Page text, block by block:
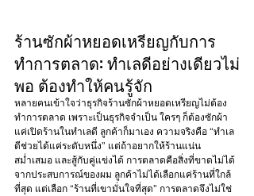
ร้านซักผ้าหยอดเหรียญกับการ
ทำการตลาด: ทำเลดีอย่างเดียวไม่
พอ ต้องทำให้คนรู้จัก
หลายคนเข้าใจว่าธุรกิจร้านซักผ้าหยอดเหรียญไม่ต้อง
ทำการตลาด เพราะเป็นธุรกิจจำเป็น ใครๆ ก็ต้องซักผ้า
แค่เปิดร้านในทำเลดี ลูกค้าก็มาเอง ความจริงคือ “ทำเล
ดีช่วยได้แค่ระดับหนึ่ง” แต่ถ้าอยากให้ร้านแน่น
สม่ำเสมอ และสู้กับคู่แข่งได้ การตลาดคือสิ่งที่ขาดไม่ได้
จากประสบการณ์ของผม ลูกค้าไม่ได้เลือกแค่ร้านที่ใกล้
ที่สุด แต่เลือก “ร้านที่เขามั่นใจที่สุด” การตลาดจึงไม่ใช่